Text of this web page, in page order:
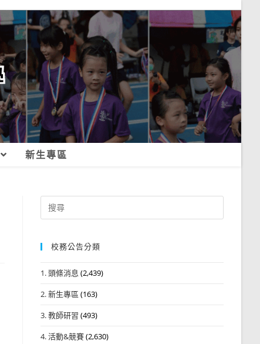
新生專區
Search
for:
校務公告分類
1. 頭條消息 (2,439)
2. 新生專區 (163)
3. 教師研習 (493)
4. 活動&競賽(2,630)